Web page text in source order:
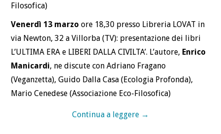
Filosofica)
Venerdì 13 marzo ore 18,30 presso Libreria LOVAT in
via Newton, 32 a Villorba (TV): presentazione dei libri
L’ULTIMA ERA e LIBERI DALLA CIVILTA’. L’autore, Enrico
Manicardi, ne discute con Adriano Fragano
(Veganzetta), Guido Dalla Casa (Ecologia Profonda),
Mario Cenedese (Associazione Eco-Filosofica)
Continua a leggere →